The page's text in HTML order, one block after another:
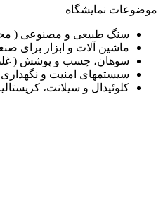
موضوعات نمایشگاه
سنگ طبیعی و مصنوعی (
ماشین آلات و ابزار برای
سوهان، چسب و پوشش (
سیستمهای امنیت و
کلوئیدال و سیلانت،